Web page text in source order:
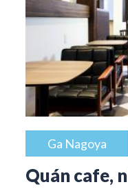
Ga Nagoya
Quán cafe,